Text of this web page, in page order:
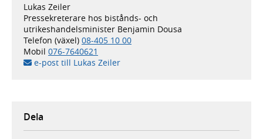
Lukas Zeiler
Pressekreterare hos bistånds- och
utrikeshandelsminister Benjamin Dousa
Telefon (växel) 08-405 10 00
Mobil 076-7640621
e-post till Lukas Zeiler
Dela